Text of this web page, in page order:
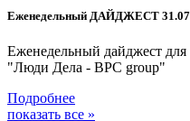
Еженедельный ДАЙДЖЕСТ
Еженедельный дайджест
"Люди Дела - BPC group"
Подробнее
показать все »